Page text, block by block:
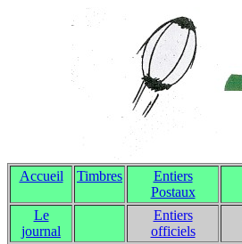
Accueil Timbres
Entiers
Postaux
Le
journal
Entiers
officiels